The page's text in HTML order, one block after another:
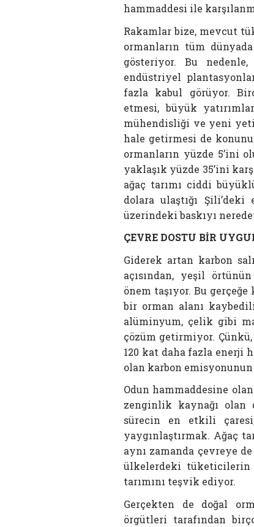
hammaddesi ile
Rakamlar bize, mevcut
ormanların tüm
gösteriyor. Bu
endüstriyel
fazla kabul görüyor.
etmesi, büyük
mühendisliği ve yeni
hale getirmesi de
ormanların yüzde 5’ini
yaklaşık yüzde 35’ini
ağaç tarımı ciddi
dolara ulaştığı
üzerindeki baskıyı
ÇEVRE DOSTU BİR
Giderek artan karbon
açısından, yeşil
önem taşıyor. Bu
bir orman alanı
alüminyum, çelik gibi
çözüm getirmiyor.
120 kat daha fazla enerji
olan karbon emisyonunun
Odun hammaddesine
zenginlik kaynağı olan
sürecin en etkili
yaygınlaştırmak. Ağaç
aynı zamanda çevreye
ülkelerdeki tüketicilerin
tarımını teşvik ediyor.
Gerçekten de doğal
örgütleri tarafından